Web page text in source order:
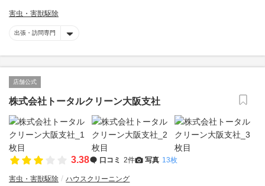
害虫・害獣駆除
出張・訪問専門
店舗公式
株式会社トータルクリーン大阪支社
3.38 口コミ 2件 写真 13枚
害虫・害獣駆除 ハウスクリーニング